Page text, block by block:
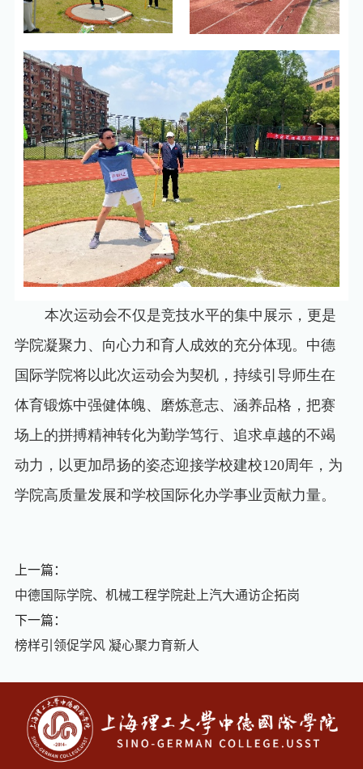
本次运动会不仅是竞技水平的集中展示，更是
学院凝聚力、向心力和育人成效的充分体现。中德
国际学院将以此次运动会为契机，持续引导师生在
体育锻炼中强健体魄、磨炼意志、涵养品格，把赛
场上的拼搏精神转化为勤学笃行、追求卓越的不竭
动力，以更加昂扬的姿态迎接学校建校120周年，为
学院高质量发展和学校国际化办学事业贡献力量。
上一篇：
中德国际学院、机械工程学院赴上汽大通访企拓岗
下一篇：
榜样引领促学风 凝心聚力育新人